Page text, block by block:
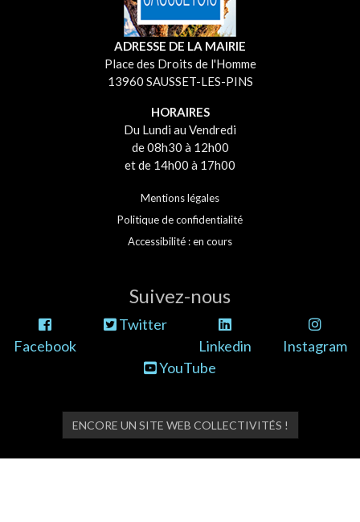
ADRESSE DE LA MAIRIE
Place des Droits de l'Homme
13960 SAUSSET-LES-PINS
HORAIRES
Du Lundi au Vendredi
de 08h30 à 12h00
et de 14h00 à 17h00
Mentions légales
Politique de confidentialité
Accessibilité : en cours
Suivez-nous
Facebook
Twitter
Linkedin
Instagram
YouTube
ENCORE UN SITE WEB COLLECTIVITÉS !